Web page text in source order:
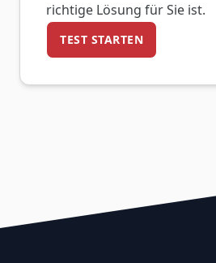
richtige Lösung für Sie ist.
TEST STARTEN